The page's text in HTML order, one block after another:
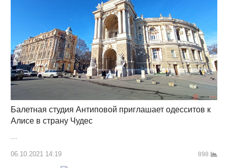
Балетная студия Антиповой приглашает одесситов к
Алисе в страну Чудес
…
06.10.2021 14:19 898